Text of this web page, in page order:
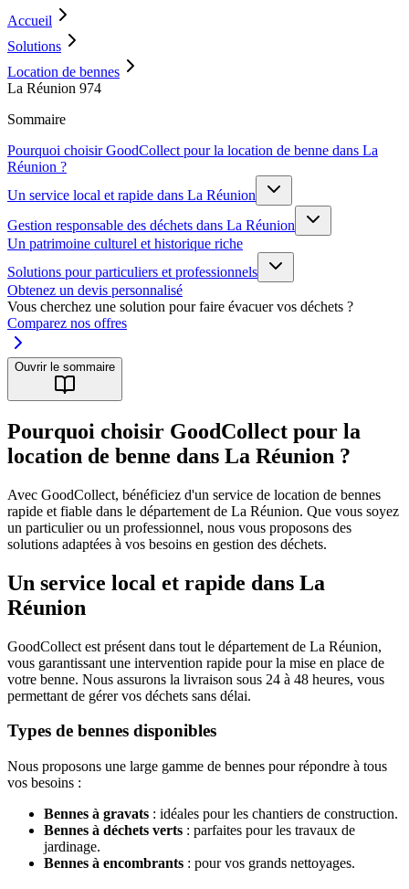
Accueil
Solutions
Location de bennes
La Réunion 974
Sommaire
Pourquoi choisir GoodCollect pour la location de benne dans La
Réunion ?
Un service local et rapide dans La Réunion
Gestion responsable des déchets dans La Réunion
Un patrimoine culturel et historique riche
Solutions pour particuliers et professionnels
Obtenez un devis personnalisé
Vous cherchez une solution pour faire évacuer vos déchets ?
Comparez nos offres
Ouvrir le sommaire
Pourquoi choisir GoodCollect pour la
location de benne dans La Réunion ?
Avec GoodCollect, bénéficiez d'un service de location de bennes
rapide et fiable dans le département de La Réunion. Que vous soyez
un particulier ou un professionnel, nous vous proposons des
solutions adaptées à vos besoins en gestion des déchets.
Un service local et rapide dans La
Réunion
GoodCollect est présent dans tout le département de La Réunion,
vous garantissant une intervention rapide pour la mise en place de
votre benne. Nous assurons la livraison sous 24 à 48 heures, vous
permettant de gérer vos déchets sans délai.
Types de bennes disponibles
Nous proposons une large gamme de bennes pour répondre à tous
vos besoins :
Bennes à gravats : idéales pour les chantiers de construction.
Bennes à déchets verts : parfaites pour les travaux de
jardinage.
Bennes à encombrants : pour vos grands nettoyages.